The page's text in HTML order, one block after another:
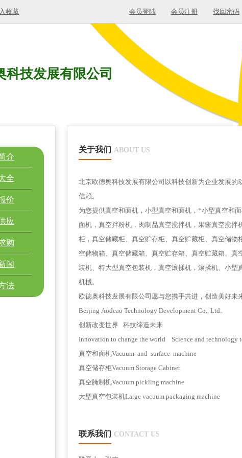
收藏 会员登陆 会员注册 找回密码
科技发展有限公司
介
全
价
应
购
闻
法
关于我们 ABOUT US
北京欧德奥科技发展有限公司以科技创新为企业发展
信赖。
为您提供真空和面机，小型真空和面机，*小型真空和
面机，真空拌粉机，肉制品真空搅拌机，果酱真空搅
柜，真空储藏柜、真空贮存柜、真空贮藏柜、真空储
空储物箱、真空储藏箱、真空贮存箱、真空贮藏箱、
装机、特大型真空包装机，真空滚揉机，滚揉机、小
机械。
欧德奥科技发展有限公司愿与您携手共进，创造美好未
Beijing Aodeao Technology Development Co., Ltd.
创新改变世界 科技缔造未来
Innovation to change the world Science and technology
真空和面机Vacuum and surface machine
真空储存柜Vacuum Storage Cabinet
真空腌制机Vacuum pickling machine
大型真空包装机Large vacuum packaging machine
联系我们 CONTACT US